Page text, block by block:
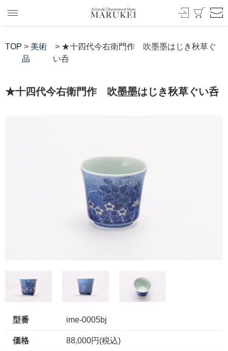
TOP > 美術
品
> ★十四代今右衛門作 吹墨墨はじき秋草ぐ
い呑
★十四代今右衛門作 吹墨墨はじき秋草ぐい呑
型番 ime-0005bj
価格 88,000円(税込)